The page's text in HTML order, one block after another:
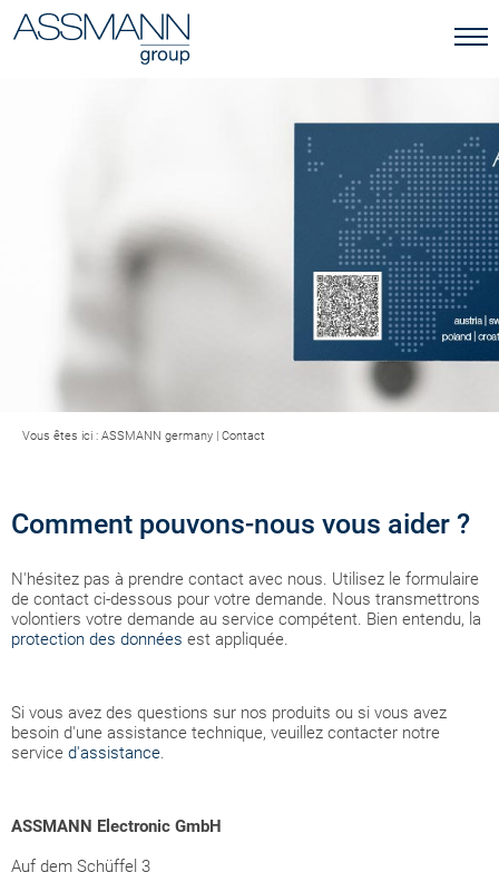
Vous êtes ici : ASSMANN germany | Contact
Comment pouvons-nous vous aider ?
N'hésitez pas à prendre contact avec nous. Utilisez le formulaire
de contact ci-dessous pour votre demande. Nous transmettrons
volontiers votre demande au service compétent. Bien entendu, la
protection des données est appliquée.
Si vous avez des questions sur nos produits ou si vous avez
besoin d'une assistance technique, veuillez contacter notre
service d'assistance.
ASSMANN Electronic GmbH
Auf dem Schüffel 3